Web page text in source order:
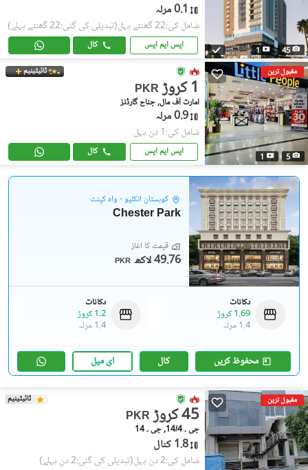
45
1
0.1 مرلہ
شامل کی:22 گھنٹے پہل (تبدیلی کی گئی:22 گھنٹے پہلے)
ایس ایم ایس کال
مقبول ترین
5
1
ٹائیٹینیم
PKR 1 کروڑ
امارت آف مال, جناح گارڈنز
0.9 مرلہ
شامل کی:1 دن پہل
ایس ایم ایس کال
کوہستان انکلیو - واہ کینٹ
Chester Park
قیمت کا آغاز
PKR 49.76 لاکھ
دکانات
1.69 کروڑ
1.4 مرلہ
دکانات
1.2 کروڑ
1.4 مرلہ
محفوظ کریں کال ای میل
مقبول ترین ٹائیٹینیم
PKR 45 کروڑ
جی ۔ 14/4, جی ۔ 14
1.8 کنال
شامل کی:2 دن پہل (تبدیلی کی گئی:2 دن پہلے)